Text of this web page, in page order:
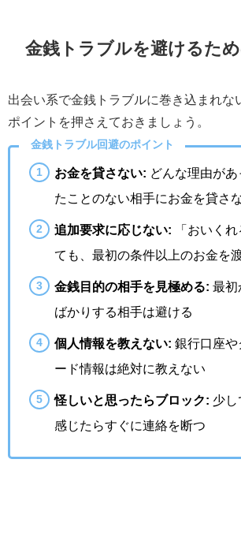
金銭トラブルを避けるた
出会い系で金銭トラブルに巻き込まれな
ポイントを押さえておきましょう。
金銭トラブル回避のポイント
お金を貸さない: どんな理由が
たことのない相手にお金を貸さ
追加要求に応じない: 「おいく
ても、最初の条件以上のお金を
金銭目的の相手を見極める: 最初
ばかりする相手は避ける
個人情報を教えない: 銀行口座や
ード情報は絶対に教えない
怪しいと思ったらブロック: 少し
感じたらすぐに連絡を断つ